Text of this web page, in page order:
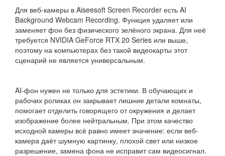
Для веб-камеры в Aiseesoft Screen Recorder есть AI
Background Webcam Recording. Функция удаляет или
заменяет фон без физического зелёного экрана. Для неё
требуется NVIDIA GeForce RTX 20 Series или выше,
поэтому на компьютерах без такой видеокарты этот
сценарий не является универсальным.
AI-фон нужен не только для эстетики. В обучающих и
рабочих роликах он закрывает лишние детали комнаты,
помогает отделить говорящего от окружения и делает
изображение более нейтральным. При этом качество
исходной камеры всё равно имеет значение: если веб-
камера даёт шумную картинку, плохой свет или низкое
разрешение, замена фона не исправит сам видеосигнал.